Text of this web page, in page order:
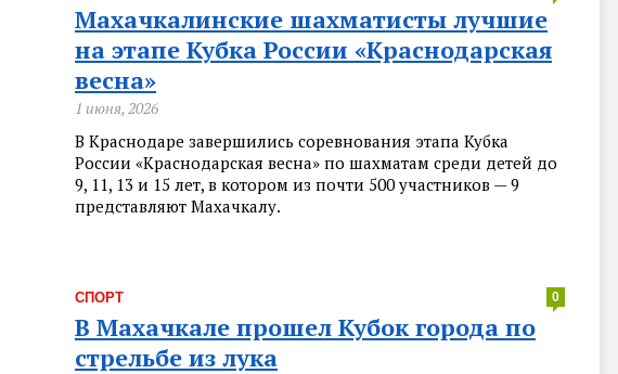
Махачкалинские шахматисты лучшие
на этапе Кубка России «Краснодарская
весна»
1 июня, 2026
В Краснодаре завершились соревнования этапа Кубка
России «Краснодарская весна» по шахматам среди детей до
9, 11, 13 и 15 лет, в котором из почти 500 участников — 9
представляют Махачкалу.
СПОРТ 0
В Махачкале прошел Кубок города по
стрельбе из лука